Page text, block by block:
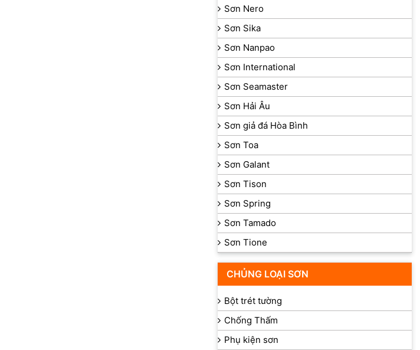
Sơn Nero
Sơn Sika
Sơn Nanpao
Sơn International
Sơn Seamaster
Sơn Hải Âu
Sơn giả đá Hòa Bình
Sơn Toa
Sơn Galant
Sơn Tison
Sơn Spring
Sơn Tamado
Sơn Tione
CHỦNG LOẠI SƠN
Bột trét tường
Chống Thấm
Phụ kiện sơn